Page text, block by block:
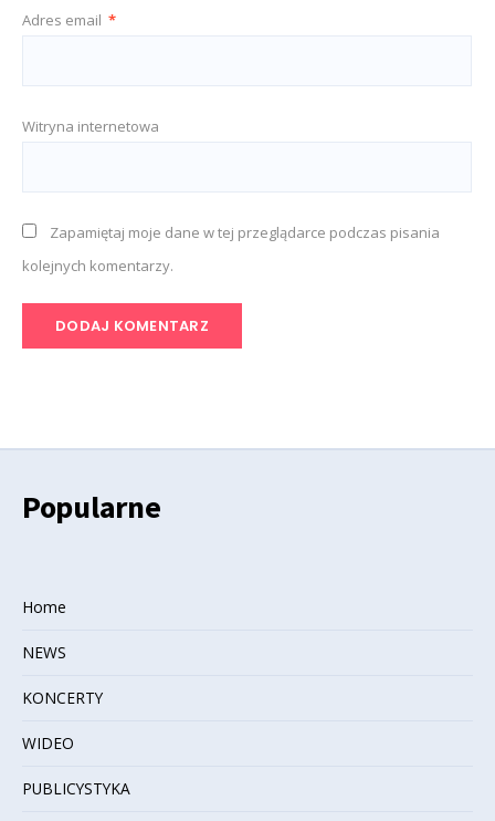
Adres email *
Witryna internetowa
Zapamiętaj moje dane w tej przeglądarce podczas pisania
kolejnych komentarzy.
Popularne
Home
NEWS
KONCERTY
WIDEO
PUBLICYSTYKA